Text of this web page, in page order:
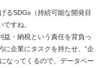
るSDGs（持続可能な開発目
すね。
益・納税という責任を背負っ
企業にタスクを持たせ、“企
なってくるので、データベー